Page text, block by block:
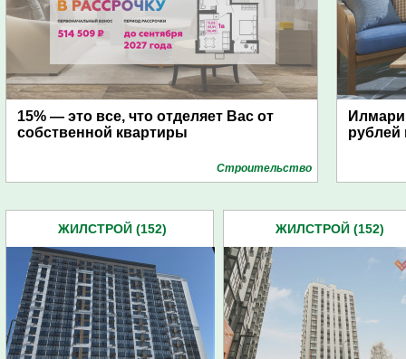
15% — это все, что отделяет Вас от
собственной квартиры
Строительство
рублей
ЖИЛСТРОЙ (152) ЖИЛСТРОЙ (152)